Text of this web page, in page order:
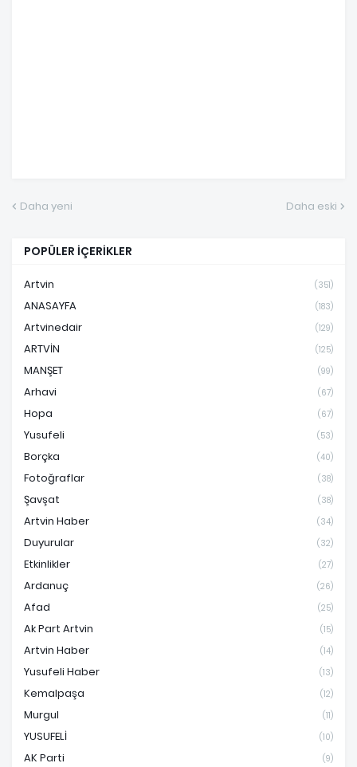
Daha yeni Daha eski
POPÜLER İÇERİKLER
Artvin (351)
ANASAYFA (183)
Artvinedair (129)
ARTVİN (125)
MANŞET (99)
Arhavi (67)
Hopa (67)
Yusufeli (53)
Borçka (40)
Fotoğraflar (38)
Şavşat (38)
Artvin Haber (34)
Duyurular (32)
Etkinlikler (27)
Ardanuç (26)
Afad (25)
Ak Part Artvin (15)
Artvin Haber (14)
Yusufeli Haber (13)
Kemalpaşa (12)
Murgul (11)
YUSUFELİ (10)
AK Parti (9)